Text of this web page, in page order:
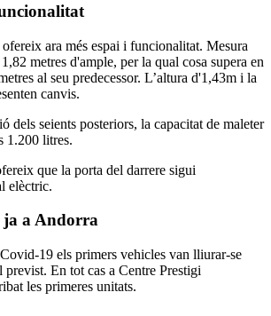
ara més espai i funcionalitat. Mesura
metres d'ample, per la qual cosa supera en
al seu predecessor. L’altura d'1,43m i la
canvis.
dels seients posteriors, la capacitat de maleter
1.200 litres.
que la porta del darrere sigui
elèctric.
ja a Andorra
19 els primers vehicles van lliurar-se
previst. En tot cas a Centre Prestigi
les primeres unitats.